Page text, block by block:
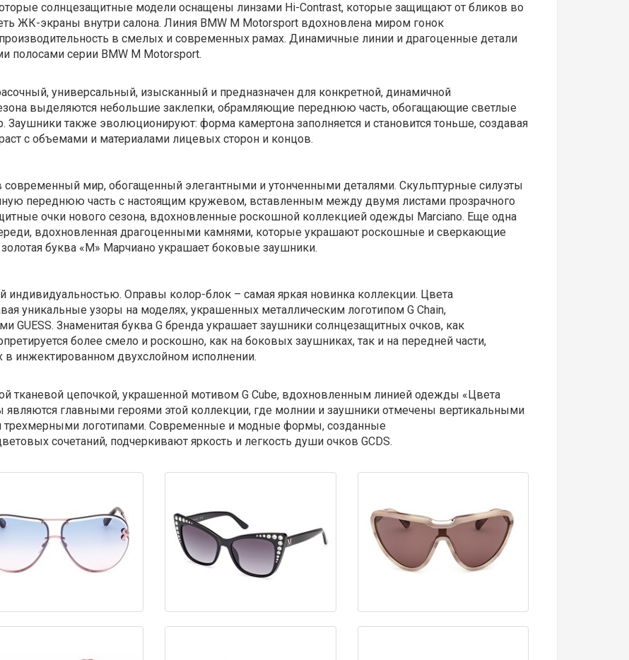
солнцезащитные модели оснащены линзами Hi-Contrast, которые защищают от бликов во
ЖК-экраны внутри салона. Линия BMW M Motorsport вдохновлена ​​миром гонок
производительность в смелых и современных рамах. Динамичные линии и драгоценные детали
серии BMW M Motorsport.
универсальный, изысканный и предназначен для конкретной, динамичной
выделяются небольшие заклепки, обрамляющие переднюю часть, обогащающие светлые
также эволюционируют: форма камертона заполняется и становится тоньше, создавая
с объемами и материалами лицевых сторон и концов.
современный мир, обогащенный элегантными и утонченными деталями. Скульптурные силуэты
переднюю часть с настоящим кружевом, вставленным между двумя листами прозрачного
очки нового сезона, вдохновленные роскошной коллекцией одежды Marciano. Еще одна
вдохновленная драгоценными камнями, которые украшают роскошные и сверкающие
буква «М» Марчиано украшает боковые заушники.
индивидуальностью. Оправы колор-блок – самая яркая новинка коллекции. Цвета
уникальные узоры на моделях, украшенных металлическим логотипом G Chain,
GUESS. Знаменитая буква G бренда украшает заушники солнцезащитных очков, как
более смело и роскошно, как на боковых заушниках, так и на передней части,
инжектированном двухслойном исполнении.
тканевой цепочкой, украшенной мотивом G Cube, вдохновленным линией одежды «Цвета
главными героями этой коллекции, где молнии и заушники отмечены вертикальными
трехмерными логотипами. Современные и модные формы, созданные
сочетаний, подчеркивают яркость и легкость души очков GCDS.